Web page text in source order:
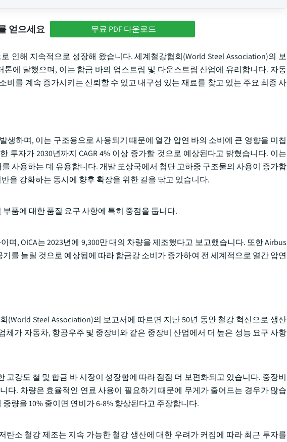
얻으세요 무료 PDF 다운로드
인해 지속적으로 성장해 왔습니다. 세계철강협회(World Steel Association)의 보
에 달했으며, 이는 합금 바의 업스트림 및 다운스트림 산업에 유리합니다. 자동
비를 계속 증가시키는 신뢰할 수 있고 내구성 있는 재료를 찾고 있는 주요 최종 사
생하며, 이는 구조용으로 사용되기 때문에 열간 압연 바의 소비에 큰 영향을 미칩
투자가 2030년까지 CAGR 4% 이상 증가할 것으로 예상된다고 밝혔습니다. 이는
사용하는 데 유용합니다. 개발 도상국에서 첨단 고하중 구조물의 사용이 증가함
을 강화하는 동시에 향후 확장을 위한 길을 닦고 있습니다.
품에 대한 품질 요구 사항에 특히 중점을 둡니다.
, OICA는 2023년에 9,300만 대의 차량을 제조했다고 보고했습니다. 또한 Airbus
를 늘릴 것으로 예상됨에 따라 합금강 소비가 증가하여 전 세계적으로 열간 압연
(World Steel Association)의 보고서에 따르면 지난 50년 동안 철강 혁신으로 생산
가 자동차, 항공우주 및 중장비와 같은 중장비 산업에서 더 높은 성능 요구 사항
고강도 철 및 합금 바 시장이 성장함에 따라 점점 더 보편화되고 있습니다. 중장비
다. 차량은 효율적인 연료 사용이 필요하기 때문에 무게가 줄어드는 경우가 많습
량을 10% 줄이면 연비가 6-8% 향상된다고 주장합니다.
탄소 철강 제조는 지속 가능한 철강 생산에 대한 우려가 커짐에 따라 최근 투자를